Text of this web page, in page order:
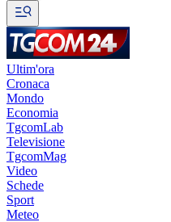
Ultim'ora
Cronaca
Mondo
Economia
TgcomLab
Televisione
TgcomMag
Video
Schede
Sport
Meteo